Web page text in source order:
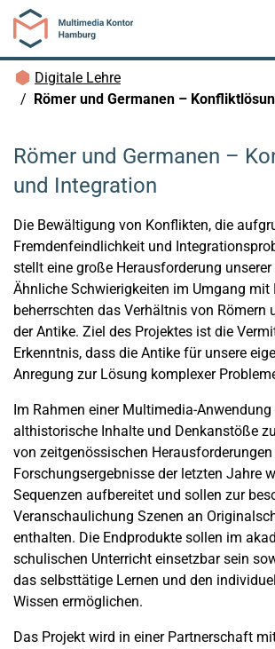
Zum Hauptinhalt springen
Brotkrümelnavigation
Digitale Lehre
Römer und Germanen –
Römer und Germanen –
und Integration
Die Bewältigung von Konflikten, die
Fremdenfeindlichkeit und
stellt eine große Herausforderung
Ähnliche Schwierigkeiten im Umgang mit
beherrschten das Verhältnis von Römern
der Antike. Ziel des Projektes ist die
Erkenntnis, dass die Antike für unsere
Anregung zur Lösung komplexer
Im Rahmen einer Multimedia-Anwendung
althistorische Inhalte und Denkanstöße
von zeitgenössischen
Forschungsergebnisse der letzten Jahre
Sequenzen aufbereitet und sollen zur
Veranschaulichung Szenen an
enthalten. Die Endprodukte sollen im
schulischen Unterricht einsetzbar sein
das selbsttätige Lernen und den
Wissen ermöglichen.
Das Projekt wird in einer Partnerschaft